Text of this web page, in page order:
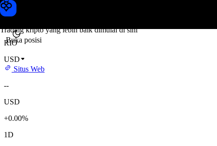
Trading kripto yang lebih baik dimulai di sini
Buka posisi
Harga Realio Network
RIO
USD
Situs Web
--
USD
+0.00%
1D